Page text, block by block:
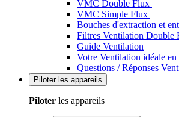
VMC Double Flux
VMC Simple Flux
Bouches d'extraction et
Filtres Ventilation Double
Guide Ventilation
Votre Ventilation idéale en
Questions / Réponses
Piloter les appareils
Piloter les appareils